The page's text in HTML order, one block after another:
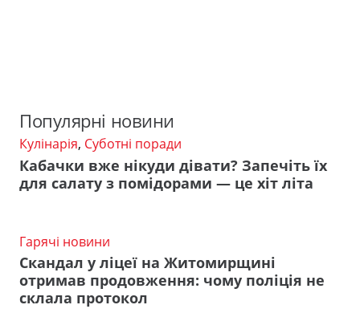
Популярні новини
Кулінарія, Суботні поради
Кабачки вже нікуди дівати? Запечіть їх
для салату з помідорами — це хіт літа
Гарячі новини
Скандал у ліцеї на Житомирщині
отримав продовження: чому поліція не
склала протокол